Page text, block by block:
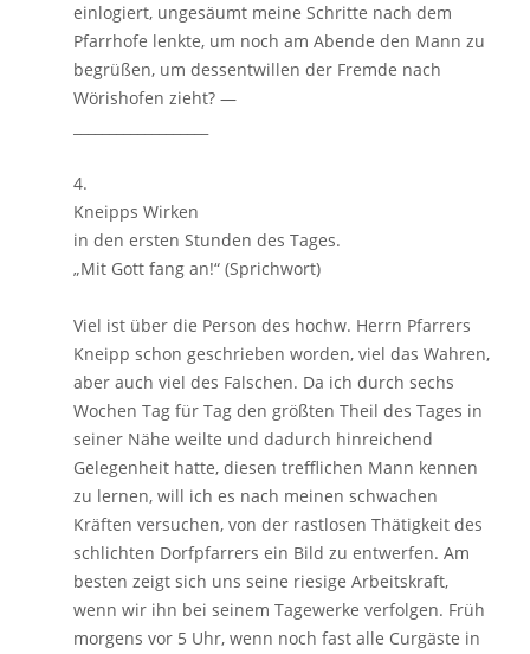
einlogiert, ungesäumt meine Schritte nach dem
Pfarrhofe lenkte, um noch am Abende den Mann zu
begrüßen, um dessentwillen der Fremde nach
Wörishofen zieht? —
4.
Kneipps Wirken
in den ersten Stunden des Tages.
„Mit Gott fang an!“ (Sprichwort)
Viel ist über die Person des hochw. Herrn Pfarrers
Kneipp schon geschrieben worden, viel das Wahren,
aber auch viel des Falschen. Da ich durch sechs
Wochen Tag für Tag den größten Theil des Tages in
seiner Nähe weilte und dadurch hinreichend
Gelegenheit hatte, diesen trefflichen Mann kennen
zu lernen, will ich es nach meinen schwachen
Kräften versuchen, von der rastlosen Thätigkeit des
schlichten Dorfpfarrers ein Bild zu entwerfen. Am
besten zeigt sich uns seine riesige Arbeitskraft,
wenn wir ihn bei seinem Tagewerke verfolgen. Früh
morgens vor 5 Uhr, wenn noch fast alle Curgäste in